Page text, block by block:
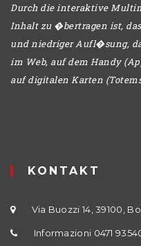
Durch die interaktive
Inhalt zu �bertragen ist,
und niedriger Aufl�sung,
im Web, auf dem Handy
auf digitalen Karten
KONTAKT
Via Buozzi 14, 39100,
Informazioni 0471